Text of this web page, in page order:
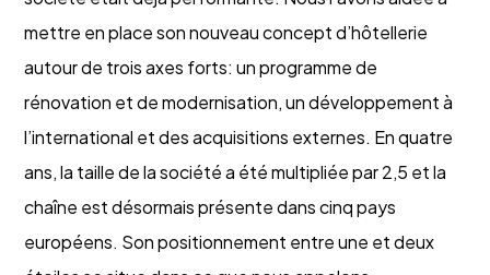
mettre en place son nouveau concept d’hôtellerie
autour de trois axes forts: un programme de
rénovation et de modernisation, un développement à
l’international et des acquisitions externes. En quatre
ans, la taille de la société a été multipliée par 2,5 et la
chaîne est désormais présente dans cinq pays
européens. Son positionnement entre une et deux